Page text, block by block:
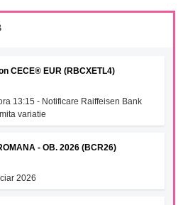
CECE® EUR (RBCXETL4)
13:15 - Notificare Raiffeisen Bank
variatie
- OB. 2026 (BCR26)
2026